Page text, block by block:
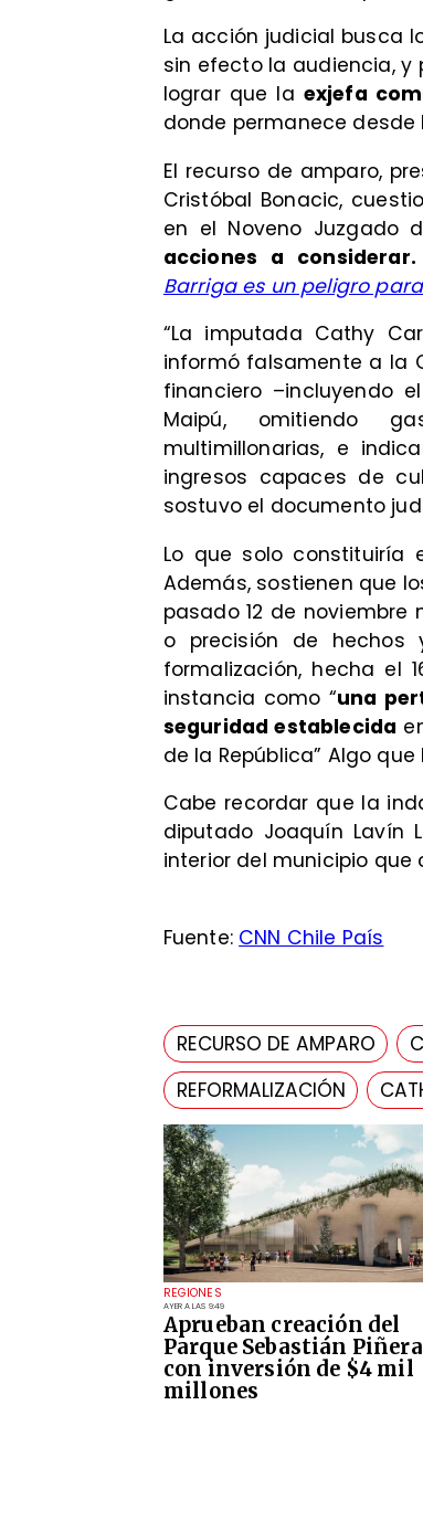
REGIONES
AYER A LAS 9:49
Aprueban creación del
Parque Sebastián Piñera
con inversión de $4 mil
millones
La acción judicial busca
sin efecto la audiencia,
lograr que la exjefa
donde permanece desde
El recurso de amparo,
Cristóbal Bonacic,
en el Noveno Juzgado
acciones a considerar.
Barriga es un peligro
“La imputada Cathy
informó falsamente a la
financiero –incluyendo
Maipú, omitiendo
multimillonarias, e
ingresos capaces de
sostuvo el documento
Lo que solo constituiría
Además, sostienen que
pasado 12 de
o precisión de hechos
formalización, hecha el
instancia como “una
seguridad establecida
de la República” Algo
Cabe recordar que la
diputado Joaquín Lavín
interior del municipio
Fuente: CNN Chile País
RECURSO DE AMPARO
REFORMALIZACIÓN